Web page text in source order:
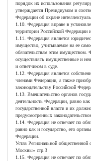
порядок их использования
утверждается Президиумом и
Федерации об охране
1.10. Федерация вправе в
территории Российской Федерации
1.11. Федерация является
имущество, учитываемое на ее
обязательствам этим имуществом.
осуществлять имущественные и
и ответчиком в суде.
1.12. Федерация является
членами Федерации, а также
законодательству Российской
1.13. Вмешательство органов
деятельность Федерации, равно
государственной власти и их
предусмотренных
1.14. Федерация не отвечает по
равно как и государство, его
Федерации.
Устав Региональной общественной
Москвы» стр.3
1.15. Федерация не отвечает по